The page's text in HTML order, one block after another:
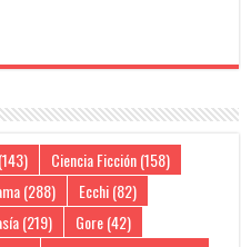
(143) Ciencia Ficción(158)
(288) Ecchi(82)
(219) Gore(42)